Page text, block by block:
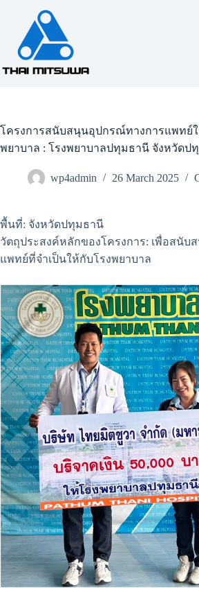
โครงการสนับสนุนอุปกรณ์ทางการแพทย์
พยาบาล : โรงพยาบาลปทุมธานี จังหวัดป
wp4admin 26 March 2025
พื้นที่: จังหวัดปทุมธานี
วัตถุประสงค์หลักของโครงการ: เพื่อสนับ
แพทย์ที่จำเป็นให้กับโรงพยาบาล